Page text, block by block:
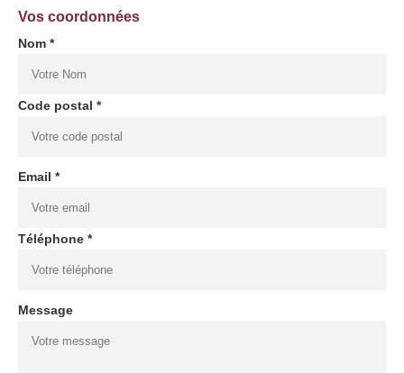
Vos coordonnées
Nom *
Code postal *
Email *
Téléphone *
Message